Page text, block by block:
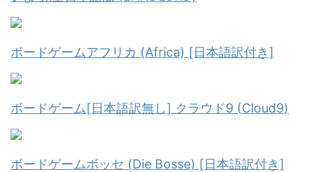
ボードゲームアフリカ (Africa) [日本語訳付き]
ボードゲーム[日本語訳無し] クラウド9 (Cloud9)
ボードゲームボッセ (Die Bosse) [日本語訳付き]